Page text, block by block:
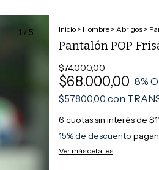
1 / 5 Inicio > Hombre > Abrigos >
Pantalón POP
$74.000,00
$68.000,00 8%
$57.800,00 con
6 cuotas sin interés de
15% de descuento
Ver más detalles